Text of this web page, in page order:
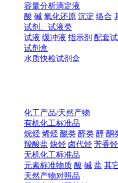
容量分析滴定液
酸 碱 氧化还原 沉淀 络合
试剂、试液类
试液 缓冲液 指示剂 配套试
试剂盒
水质快检试剂盒
化工产品/天然产物
有机化工标准品
烷烃 烯烃 醌类 醛类 醇 酮
羧酸盐 炔烃 卤代烃 芳香烃
无机化工标准品
元素标准物质 酸 碱 盐 其
天然产物对照品